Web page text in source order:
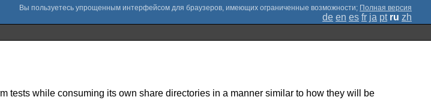
; Полная версия
de en es fr ja pt ru zh
tests while consuming its own share directories in a manner similar to how they will be